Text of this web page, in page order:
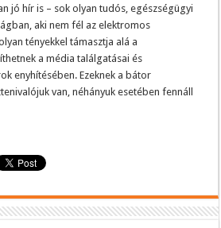
jó hír is – sok olyan tudós, egészségügyi
aki nem fél az elektromos
tényekkel támasztja alá a
a média találgatásai és
enyhítésében. Ezeknek a bátor
van, néhányuk esetében fennáll